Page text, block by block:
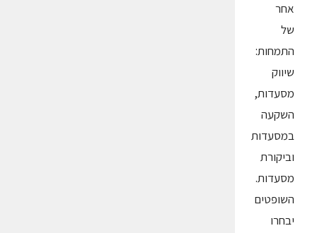
אחר
של
התמחות:
שיווק
מסעדות,
השקעה
במסעדות
וביקורת
מסעדות.
השופטים
יבחרו